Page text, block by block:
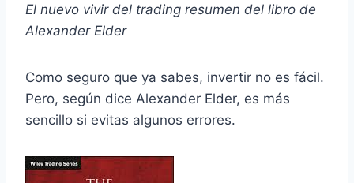
El nuevo vivir del trading resumen del libro de
Alexander Elder
Como seguro que ya sabes, invertir no es fácil.
Pero, según dice Alexander Elder, es más
sencillo si evitas algunos errores.